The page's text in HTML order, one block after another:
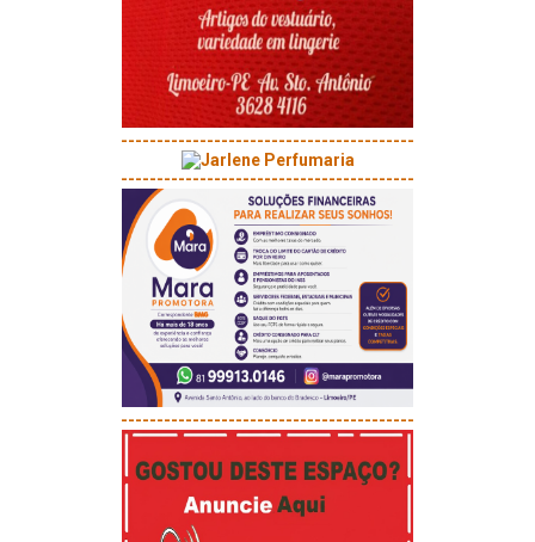
-----------------------------------------
-----------------------------------------
-----------------------------------------